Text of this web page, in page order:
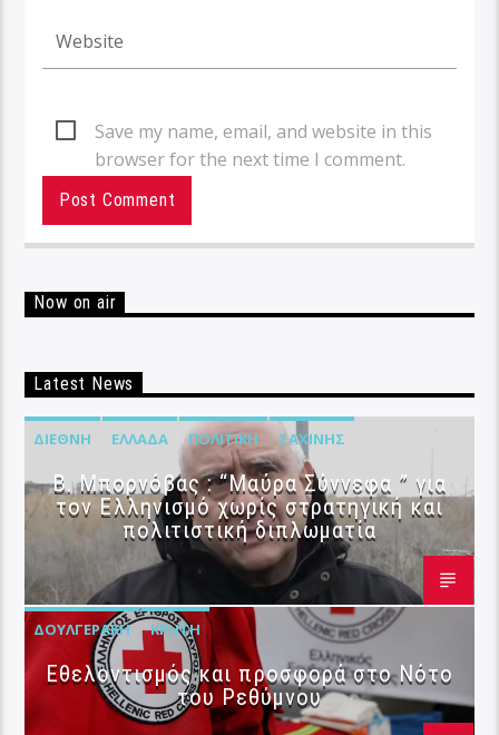
Save my name, email, and website in this
browser for the next time I comment.
Now on air
Latest News
ΔΙΕΘΝΉ ΕΛΛΆΔΑ ΠΟΛΙΤΙΚΉ ΣΑΧΊΝΗΣ
B. Μπορνόβας : “Μαύρα Σύννεφα ” για
τον Ελληνισμό χωρίς στρατηγική και
πολιτιστική διπλωματία
ΔΟΥΛΓΕΡΆΚΗ ΚΡΉΤΗ
Εθελοντισμός και προσφορά στο Νότο
του Ρεθύμνου